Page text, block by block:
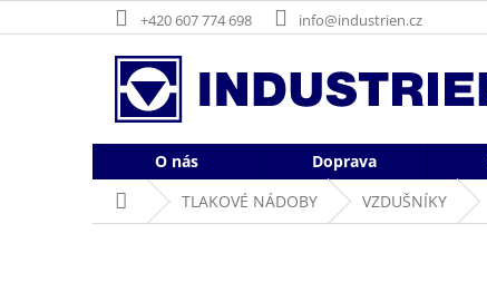
na
+420 607 774 698 info@industrien.cz
O nás Doprava
Domů TLAKOVÉ NÁDOBY VZDUŠNÍKY